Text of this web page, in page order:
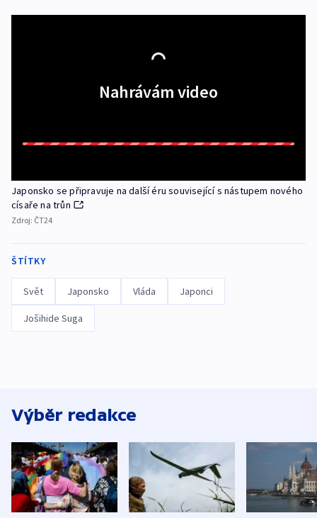
Nahrávám video
Japonsko se připravuje na další éru související s nástupem nového
císaře na trůn
Zdroj: ČT24
ŠTÍTKY
Svět Japonsko Vláda Japonci
Jošihide Suga
Výběr redakce